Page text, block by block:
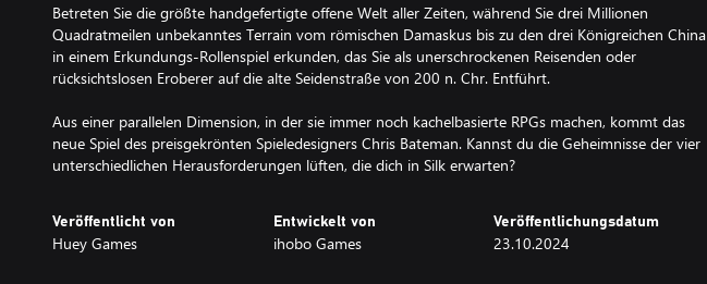
Betreten Sie die größte handgefertigte offene Welt aller Zeiten, während Sie drei Millionen
Quadratmeilen unbekanntes Terrain vom römischen Damaskus bis zu den drei Königreichen China
in einem Erkundungs-Rollenspiel erkunden, das Sie als unerschrockenen Reisenden oder
rücksichtslosen Eroberer auf die alte Seidenstraße von 200 n. Chr. Entführt.
Aus einer parallelen Dimension, in der sie immer noch kachelbasierte RPGs machen, kommt das
neue Spiel des preisgekrönten Spieledesigners Chris Bateman. Kannst du die Geheimnisse der vier
unterschiedlichen Herausforderungen lüften, die dich in Silk erwarten?
Veröffentlicht von
Huey Games
Entwickelt von
ihobo Games
Veröffentlichungsdatum
23.10.2024